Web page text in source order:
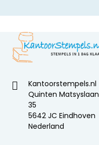
Kantoorstempels.nl
Quinten Matsyslaan
35
5642 JC Eindhoven
Nederland